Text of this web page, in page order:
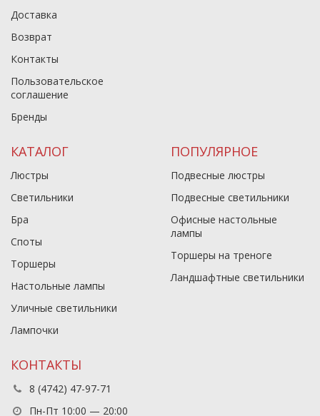
Доставка
Возврат
Контакты
Пользовательское
соглашение
Бренды
КАТАЛОГ
Люстры
Светильники
Бра
Споты
Торшеры
Настольные лампы
Уличные светильники
Лампочки
ПОПУЛЯРНОЕ
Подвесные люстры
Подвесные светильники
Офисные настольные
лампы
Торшеры на треноге
Ландшафтные светильники
КОНТАКТЫ
8 (4742) 47-97-71
Пн-Пт 10:00 — 20:00